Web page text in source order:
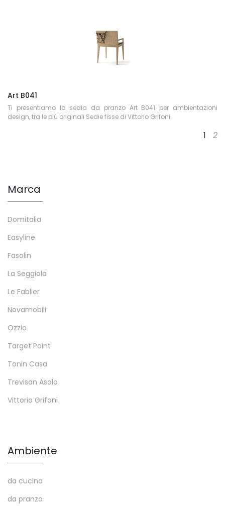
Art B041
Ti presentiamo la sedia da pranzo Art B041 per ambientazioni
design, tra le più originali Sedie fisse di Vittorio Grifoni.
1 2
Marca
Domitalia
Easyline
Fasolin
La Seggiola
Le Fablier
Novamobili
Ozzio
Target Point
Tonin Casa
Trevisan Asolo
Vittorio Grifoni
Ambiente
da cucina
da pranzo